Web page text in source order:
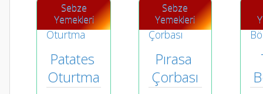
Patates
Oturtma
Sebze
Yemekleri
Pırasa
Çorbası
Sebze
Yemekleri